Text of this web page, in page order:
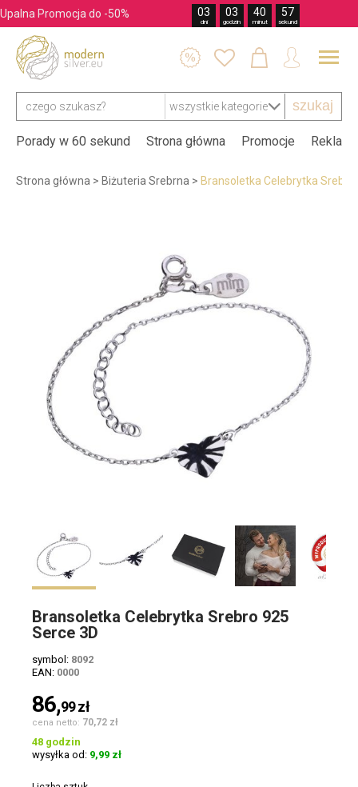
Upalna Promocja do -50% 03
dni
03
godzin
40
minut
56
sekund
szukaj
   
Porady w 60 sekund Strona główna Promocje
Strona główna > Biżuteria Srebrna > Bransoletka Celebrytka Srebro
Bransoletka Celebrytka Srebro 925
Serce 3D
symbol: 8092
EAN: 0000
86,99zł
cena netto: 70,72 zł
48 godzin
wysyłka od: 9,99 zł